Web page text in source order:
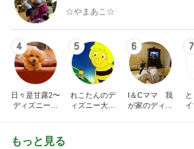
☆やまあこ☆
4
日々是甘露2〜
ディズニー風
5
れこたんのデ
ィズニー大好
6
I＆Cママ 我
が家のディズ
7
イ
もっと見る